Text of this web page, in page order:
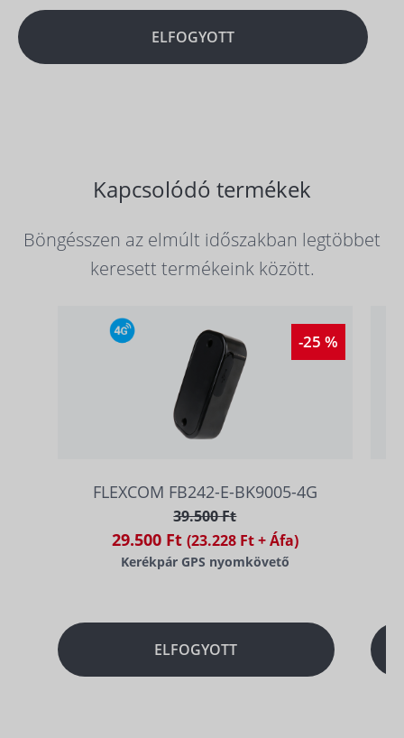
ELFOGYOTT
Kapcsolódó termékek
Böngésszen az elmúlt időszakban legtöbbet
keresett termékeink között.
-25 %
FLEXCOM FB242-E-BK9005-4G
39.500 Ft
29.500 Ft (23.228 Ft + Áfa)
Kerékpár GPS nyomkövető
ELFOGYOTT